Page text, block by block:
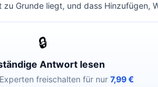
Grunde liegt, und dass Hinzufügen,
🔒
Antwort lesen
freischalten für nur 7,99 €